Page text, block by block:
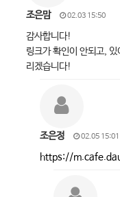
조은맘 02.03 15:50
감사합니다!
링크가 확인이 안되고,
리겠습니다!
조은정 02.05 15:01
https://